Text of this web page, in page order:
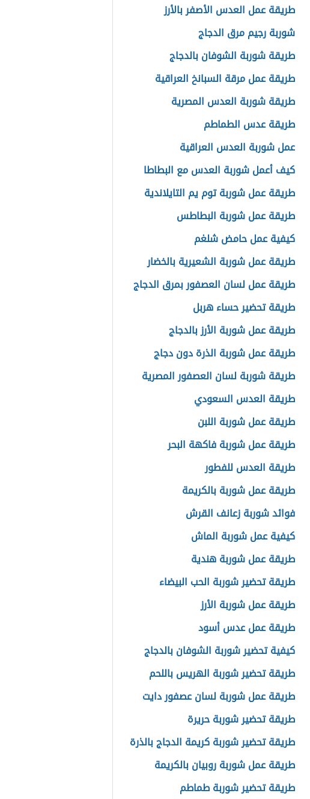
طريقة عمل العدس الأصفر بالأرز
شوربة رجيم مرق الدجاج
طريقة شوربة الشوفان بالدجاج
طريقة عمل مرقة السبانخ العراقية
طريقة شوربة العدس المصرية
طريقة عدس الطماطم
عمل شوربة العدس العراقية
كيف أعمل شوربة العدس مع البطاطا
طريقة عمل شوربة توم يم التايلاندية
طريقة عمل شوربة البطاطس
كيفية عمل حامض شلغم
طريقة عمل شوربة الشعيرية بالخضار
طريقة عمل لسان العصفور بمرق الدجاج
طريقة تحضير حساء هربل
طريقة عمل شوربة الأرز بالدجاج
طريقة عمل شوربة الذرة دون دجاج
طريقة شوربة لسان العصفور المصرية
طريقة العدس السعودي
طريقة عمل شوربة اللبن
طريقة عمل شوربة فاكهة البحر
طريقة العدس للفطور
طريقة عمل شوربة بالكريمة
فوائد شوربة زعانف القرش
كيفية عمل شوربة الماش
طريقة عمل شوربة هندية
طريقة تحضير شوربة الحب البيضاء
طريقة عمل شوربة الأرز
طريقة عمل عدس أسود
كيفية تحضير شوربة الشوفان بالدجاج
طريقة تحضير شوربة الهريس باللحم
طريقة عمل شوربة لسان عصفور دايت
طريقة تحضير شوربة حريرة
طريقة تحضير شوربة كريمة الدجاج بالذرة
طريقة عمل شوربة روبيان بالكريمة
طريقة تحضير شوربة طماطم